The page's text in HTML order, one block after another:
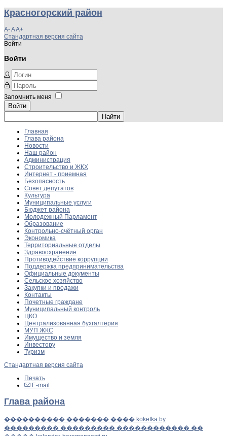
Красногорский район
A-AA+
Стандартная версия сайта
Войти
Войти
Запомнить меня
Войти
Главная
Глава района
Новости
Наш район
Администрация
Строительство и ЖКХ
Интернет - приемная
Безопасность
Совет депутатов
Культура
Муниципальные услуги
Бюджет района
Молодежный Парламент
Образование
Контрольно-счётный орган
Экономика
Территориальные отделы
Здравоохранение
Противодействие коррупции
Поддержка предпринимательства
Официальные документы
Сельское хозяйство
Закупки и продажи
Контакты
Почетные граждане
Муниципальный контроль
ЦКО
Централизованная бухгалтерия
МУП ЖКС
Имущество и земля
Инвестору
Туризм
Стандартная версия сайта
Печать
E-mail
Глава района
���������� ������� ���� koketka.by
��������� ��������� ������������ ��